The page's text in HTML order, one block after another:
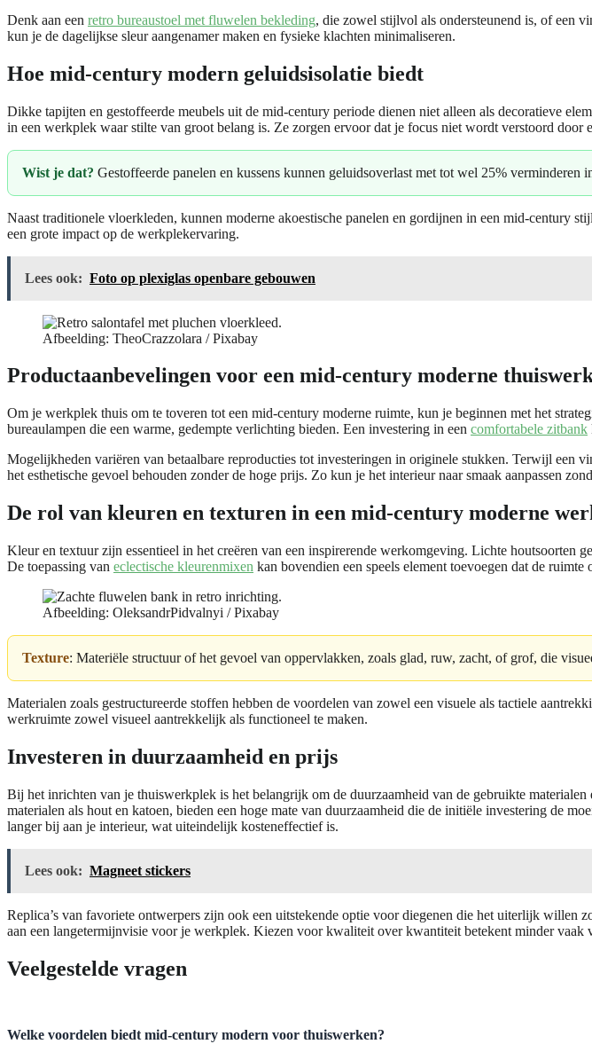
Denk aan een retro bureaustoel met fluwelen bekleding, die zowel stijlvol als ondersteunend is, of een
kun je de dagelijkse sleur aangenamer maken en fysieke klachten minimaliseren.
Hoe mid-century modern geluidsisolatie biedt
Dikke tapijten en gestoffeerde meubels uit de mid-century periode dienen niet alleen als decoratieve
in een werkplek waar stilte van groot belang is. Ze zorgen ervoor dat je focus niet wordt verstoord door
Wist je dat? Gestoffeerde panelen en kussens kunnen geluidsoverlast met tot wel 25% verminderen
Naast traditionele vloerkleden, kunnen moderne akoestische panelen en gordijnen in een mid-century
een grote impact op de werkplekervaring.
Lees ook: Foto op plexiglas openbare gebouwen
Afbeelding: TheoCrazzolara / Pixabay
Productaanbevelingen voor een mid-century moderne
Om je werkplek thuis om te toveren tot een mid-century moderne ruimte, kun je beginnen met het
bureaulampen die een warme, gedempte verlichting bieden. Een investering in een comfortabele zitbank
Mogelijkheden variëren van betaalbare reproducties tot investeringen in originele stukken. Terwijl een
het esthetische gevoel behouden zonder de hoge prijs. Zo kun je het interieur naar smaak aanpassen
De rol van kleuren en texturen in een mid-century moderne
Kleur en textuur zijn essentieel in het creëren van een inspirerende werkomgeving. Lichte houtsoorten
De toepassing van eclectische kleurenmixen kan bovendien een speels element toevoegen dat de
Afbeelding: OleksandrPidvalnyi / Pixabay
Texture: Materiële structuur of het gevoel van oppervlakken, zoals glad, ruw, zacht, of grof, die
Materialen zoals gestructureerde stoffen hebben de voordelen van zowel een visuele als tactiele
werkruimte zowel visueel aantrekkelijk als functioneel te maken.
Investeren in duurzaamheid en prijs
Bij het inrichten van je thuiswerkplek is het belangrijk om de duurzaamheid van de gebruikte
materialen als hout en katoen, bieden een hoge mate van duurzaamheid die de initiële investering de
langer bij aan je interieur, wat uiteindelijk kosteneffectief is.
Lees ook: Magneet stickers
Replica’s van favoriete ontwerpers zijn ook een uitstekende optie voor diegenen die het uiterlijk
aan een langetermijnvisie voor je werkplek. Kiezen voor kwaliteit over kwantiteit betekent minder
Veelgestelde vragen
Welke voordelen biedt mid-century modern voor thuiswerken?